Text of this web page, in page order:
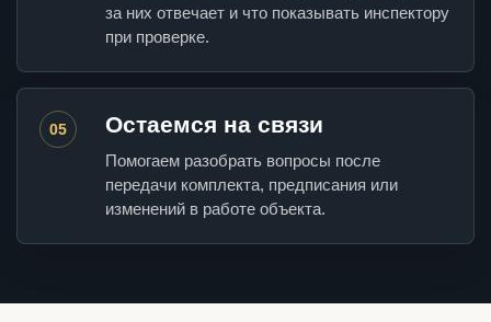
за них отвечает и что показывать инспектору
при проверке.
05 Остаемся на связи
Помогаем разобрать вопросы после
передачи комплекта, предписания или
изменений в работе объекта.